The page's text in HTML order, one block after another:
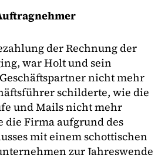
der Rechnung der
war Holt und sein
nicht mehr
schilderte, wie die
und Mails nicht mehr
die Firma aufgrund des
mit einem schottischen
zur Jahreswende